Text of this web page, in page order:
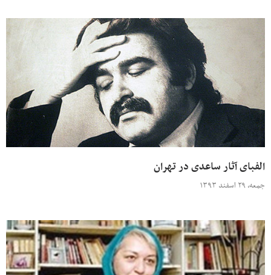
الفبای آثار ساعدی در تهران
جمعه، ۲۹ اسفند ۱۳۹۳